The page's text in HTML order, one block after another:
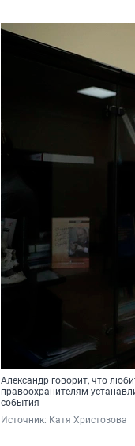
Александр говорит, что
правоохранителям
события
Источник: Катя Христозова